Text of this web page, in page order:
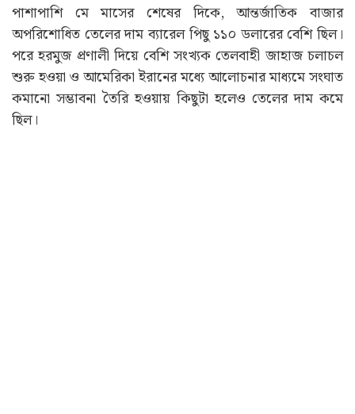
পাশাপাশি মে মাসের শেষের দিকে, আন্তর্জাতিক বাজার
অপরিশোধিত তেলের দাম ব্যারেল পিছু ১১০ ডলারের বেশি ছিল।
পরে হরমুজ প্রণালী দিয়ে বেশি সংখ্যক তেলবাহী জাহাজ চলাচল
শুরু হওয়া ও আমেরিকা ইরানের মধ্যে আলোচনার মাধ্যমে সংঘাত
কমানো সম্ভাবনা তৈরি হওয়ায় কিছুটা হলেও তেলের দাম কমে
ছিল।